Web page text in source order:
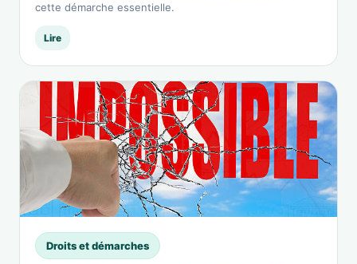
cette démarche essentielle.
Lire
Droits et démarches